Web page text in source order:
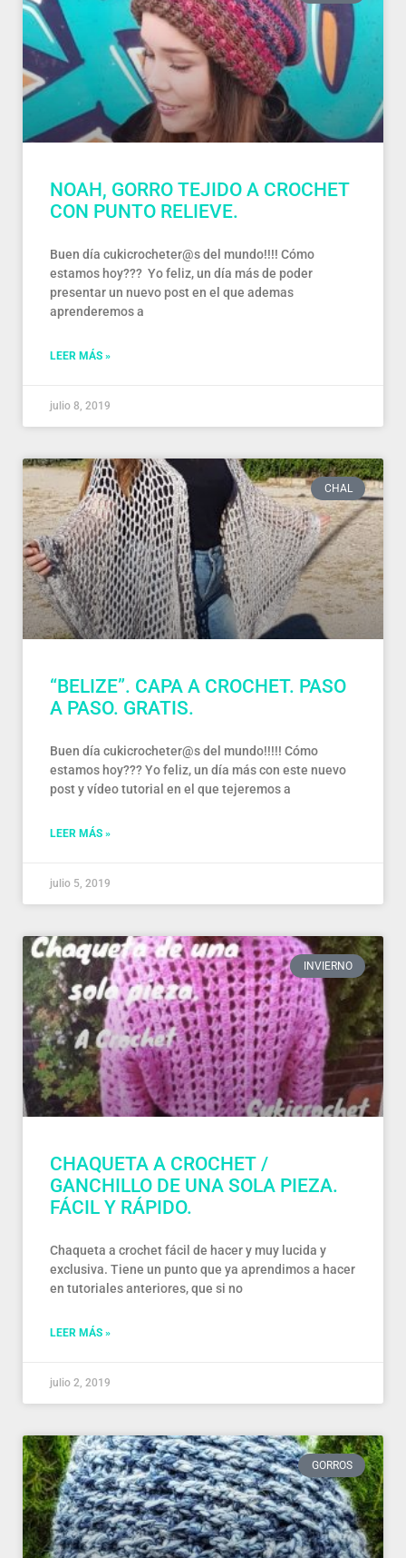
NOAH, GORRO TEJIDO A CROCHET
CON PUNTO RELIEVE.
Buen día cukicrocheter@s del mundo!!!! Cómo
estamos hoy??? Yo feliz, un día más de poder
presentar un nuevo post en el que ademas
aprenderemos a
LEER MÁS »
julio 8, 2019
CHAL
“BELIZE”. CAPA A CROCHET. PASO
A PASO. GRATIS.
Buen día cukicrocheter@s del mundo!!!!! Cómo
estamos hoy??? Yo feliz, un día más con este nuevo
post y vídeo tutorial en el que tejeremos a
LEER MÁS »
julio 5, 2019
INVIERNO
CHAQUETA A CROCHET /
GANCHILLO DE UNA SOLA PIEZA.
FÁCIL Y RÁPIDO.
Chaqueta a crochet fácil de hacer y muy lucida y
exclusiva. Tiene un punto que ya aprendimos a hacer
en tutoriales anteriores, que si no
LEER MÁS »
julio 2, 2019
GORROS